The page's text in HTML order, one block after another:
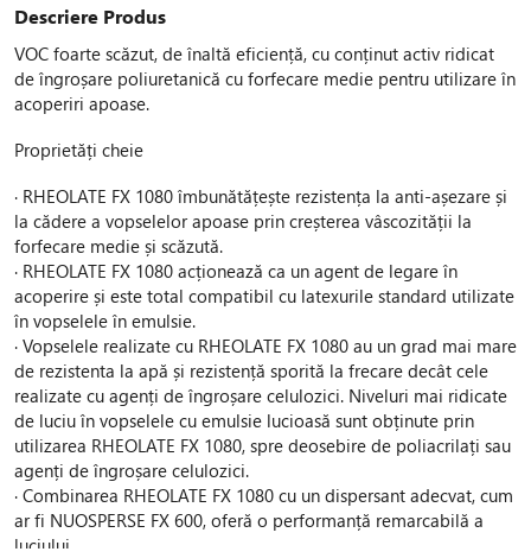
Descriere Produs
VOC foarte scăzut, de înaltă eficiență, cu conținut activ ridicat
de îngroșare poliuretanică cu forfecare medie pentru utilizare în
acoperiri apoase.
Proprietăți cheie
· RHEOLATE FX 1080 îmbunătățește rezistența la anti-așezare și
la cădere a vopselelor apoase prin creșterea vâscozității la
forfecare medie și scăzută.
· RHEOLATE FX 1080 acționează ca un agent de legare în
acoperire și este total compatibil cu latexurile standard utilizate
în vopselele în emulsie.
· Vopselele realizate cu RHEOLATE FX 1080 au un grad mai mare
de rezistenta la apă și rezistență sporită la frecare decât cele
realizate cu agenți de îngroșare celulozici. Niveluri mai ridicate
de luciu în vopselele cu emulsie lucioasă sunt obținute prin
utilizarea RHEOLATE FX 1080, spre deosebire de poliacrilați sau
agenți de îngroșare celulozici.
· Combinarea RHEOLATE FX 1080 cu un dispersant adecvat, cum
ar fi NUOSPERSE FX 600, oferă o performanță remarcabilă a
luciului.